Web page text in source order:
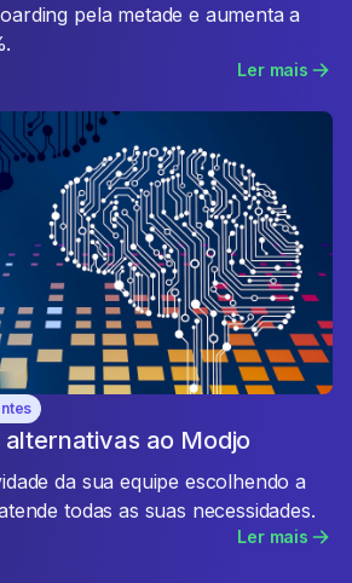
pela metade e aumenta a
Ler mais
alternativas ao Modjo
da sua equipe escolhendo a
todas as suas necessidades.
Ler mais